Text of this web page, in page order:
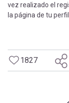
vez realizado el
la página de tu
1827